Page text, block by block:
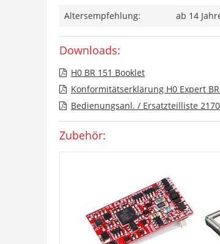
Altersempfehlung:
ab 14
Downloads:
H0 BR 151 Booklet
Konformitätserklärung H0 Expert BR
Bedienungsanl. / Ersatzteilliste
Zubehör: